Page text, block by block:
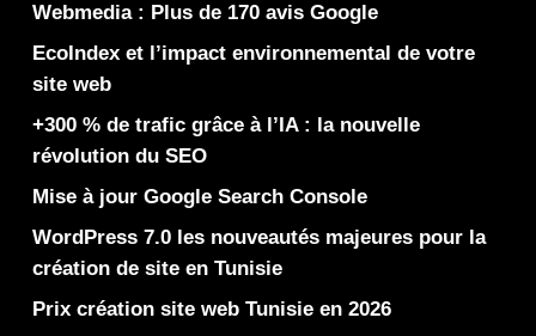
Webmedia : Plus de 170 avis Google
EcoIndex et l’impact environnemental de votre
site web
+300 % de trafic grâce à l’IA : la nouvelle
révolution du SEO
Mise à jour Google Search Console
WordPress 7.0 les nouveautés majeures pour la
création de site en Tunisie
Prix création site web Tunisie en 2026